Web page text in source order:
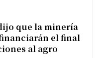
que la minería
el final
al agro